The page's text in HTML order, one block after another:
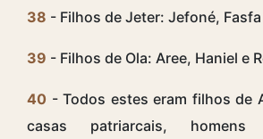
38 - Filhos de Jeter: Jefoné, Fasfa
39 - Filhos de Ola: Aree, Haniel e
40 - Todos estes eram filhos de
casas patriarcais,